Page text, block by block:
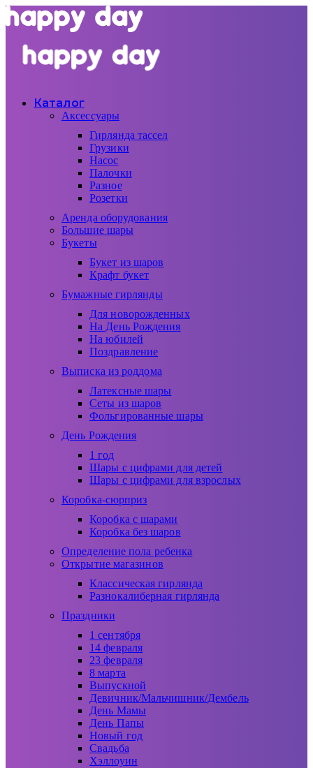
Каталог
Аксессуары
Гирлянда тассел
Грузики
Насос
Палочки
Разное
Розетки
Аренда оборудования
Большие шары
Букеты
Букет из шаров
Крафт букет
Бумажные гирлянды
Для новорожденных
На День Рождения
На юбилей
Поздравление
Выписка из роддома
Латексные шары
Сеты из шаров
Фольгированные шары
День Рождения
1 год
Шары с цифрами для детей
Шары с цифрами для взрослых
Коробка-сюрприз
Коробка с шарами
Коробка без шаров
Определение пола ребенка
Открытие магазинов
Классическая гирлянда
Разнокалиберная гирлянда
Праздники
1 сентября
14 февраля
23 февраля
8 марта
Выпускной
Девичник/Мальчишник/Дембель
День Мамы
День Папы
Новый год
Свадьба
Хэллоуин